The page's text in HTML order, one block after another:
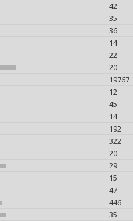
42
35
36
14
22
20
19767
12
45
14
192
322
20
29
15
47
446
35